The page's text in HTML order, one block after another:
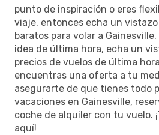
punto de inspiración o eres
viaje, entonces echa un vistazo
baratos para volar a
idea de última hora, echa un
precios de vuelos de última
encuentras una oferta a tu
asegurarte de que tienes todo
vacaciones en Gainesville,
coche de alquiler con tu vuelo.
aquí!